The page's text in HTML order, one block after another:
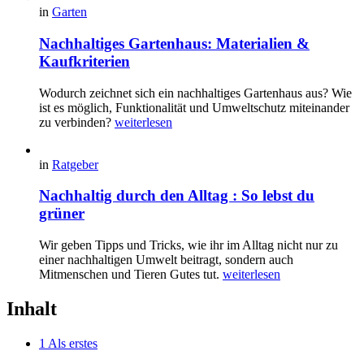
in Garten
Nachhaltiges Gartenhaus: Materialien &
Kaufkriterien
Wodurch zeichnet sich ein nachhaltiges Gartenhaus aus? Wie
ist es möglich, Funktionalität und Umweltschutz miteinander
zu verbinden? weiterlesen
in Ratgeber
Nachhaltig durch den Alltag : So lebst du
grüner
Wir geben Tipps und Tricks, wie ihr im Alltag nicht nur zu
einer nachhaltigen Umwelt beitragt, sondern auch
Mitmenschen und Tieren Gutes tut. weiterlesen
Inhalt
1 Als erstes